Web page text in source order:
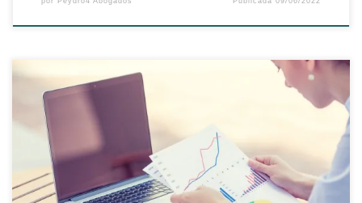
¿Sabías que no todo el mundo está obligado a presentar
la declaración de la renta? Y es que esto dependerá de
una serie de factores y supuestos, ¿los conoces?
Revísalos con nosotros para evitarte, posteriormente, una
posible sanción